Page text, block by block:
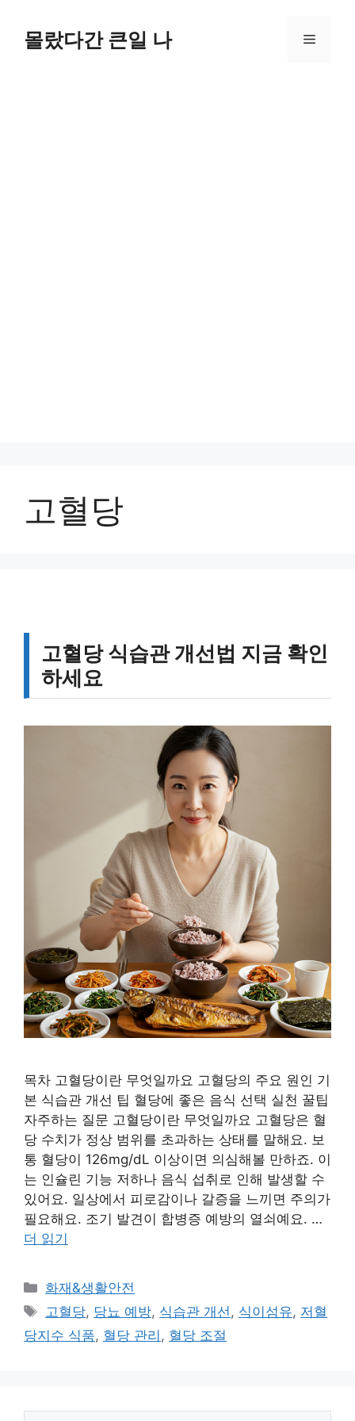
몰랐다간 큰일 나 메
고혈당
고혈당 식습관 개선법 지금 확인
하세요
목차 고혈당이란 무엇일까요 고혈당의 주요 원인 기
본 식습관 개선 팁 혈당에 좋은 음식 선택 실천 꿀팁
자주하는 질문 고혈당이란 무엇일까요 고혈당은 혈
당 수치가 정상 범위를 초과하는 상태를 말해요. 보
통 혈당이 126mg/dL 이상이면 의심해볼 만하죠. 이
는 인슐린 기능 저하나 음식 섭취로 인해 발생할 수
있어요. 일상에서 피로감이나 갈증을 느끼면 주의가
필요해요. 조기 발견이 합병증 예방의 열쇠예요. …
더 읽기
카
테
리
화재&생활안전
태
그
고혈당, 당뇨 예방, 식습관 개선, 식이섬유, 저혈
당지수 식품, 혈당 관리 , 혈당 조절